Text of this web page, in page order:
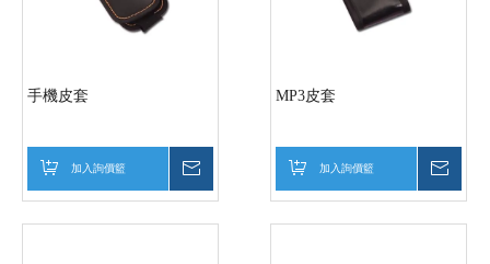
手機皮套
加入詢價籃
MP3皮套
加入詢價籃